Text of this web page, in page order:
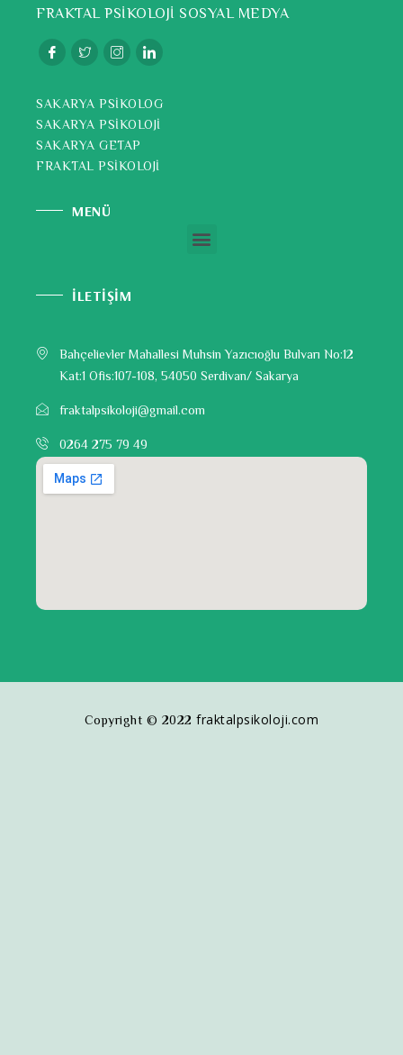
FRAKTAL PSİKOLOJİ SOSYAL MEDYA
SAKARYA PSİKOLOG
SAKARYA PSİKOLOJİ
SAKARYA GETAP
FRAKTAL PSİKOLOJİ
MENÜ
İLETİŞİM
Bahçelievler Mahallesi Muhsin Yazıcıoğlu Bulvarı No:12
Kat:1 Ofis:107-108, 54050 Serdivan/ Sakarya
fraktalpsikoloji@gmail.com
0264 275 79 49
Copyright © 2022 fraktalpsikoloji.com